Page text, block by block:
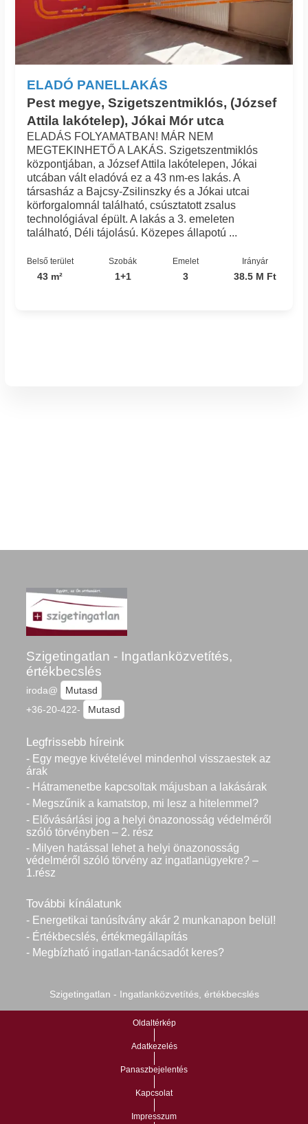
ELADÓ PANELLAKÁS
Pest megye, Szigetszentmiklós, (József
Attila lakótelep), Jókai Mór utca
ELADÁS FOLYAMATBAN! MÁR NEM
MEGTEKINHETŐ A LAKÁS. Szigetszentmiklós
központjában, a József Attila lakótelepen, Jókai
utcában vált eladóvá ez a 43 nm-es lakás. A
társasház a Bajcsy-Zsilinszky és a Jókai utcai
körforgalomnál található, csúsztatott zsalus
technológiával épült. A lakás a 3. emeleten
található, Déli tájolású. Közepes állapotú ...
Belső terület
43 m²
Szobák
1+1
Emelet
3
Irányár
38.5 M Ft
Szigetingatlan - Ingatlanközvetítés,
értékbecslés
iroda@
Mutasd
+36-20-422-
Mutasd
Legfrissebb híreink
- Egy megye kivételével mindenhol visszaestek az
árak
- Hátramenetbe kapcsoltak májusban a lakásárak
- Megszűnik a kamatstop, mi lesz a hitelemmel?
- Elővásárlási jog a helyi önazonosság védelméről
szóló törvényben – 2. rész
- Milyen hatással lehet a helyi önazonosság
védelméről szóló törvény az ingatlanügyekre? –
1.rész
További kínálatunk
- Energetikai tanúsítvány akár 2 munkanapon belül!
- Értékbecslés, értékmegállapítás
- Megbízható ingatlan-tanácsadót keres?
Szigetingatlan - Ingatlanközvetítés, értékbecslés
Oldaltérkép
Adatkezelés
Panaszbejelentés
Kapcsolat
Impresszum